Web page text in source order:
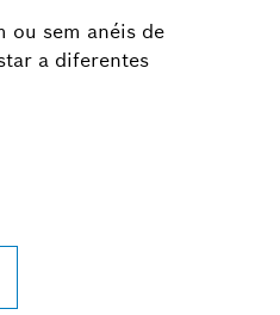
ou sem anéis de
a diferentes